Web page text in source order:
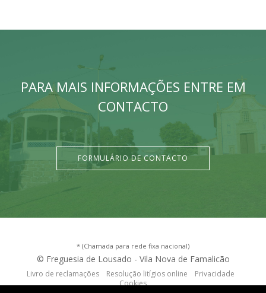
PARA MAIS INFORMAÇÕES ENTRE EM
CONTACTO
FORMULÁRIO DE CONTACTO
* (Chamada para rede fixa nacional)
© Freguesia de Lousado - Vila Nova de Famalicão
Livro de reclamações Resolução litígios online
Privacidade
Cookies